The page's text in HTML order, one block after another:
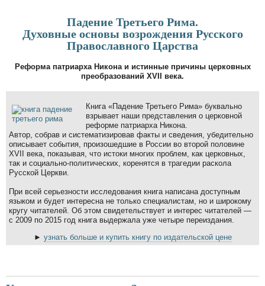
Падение Третьего Рима.
Духовные основы возрождения Русского
Православного Царства
Реформа патриарха Никона и истинные причины церковных
преобразований XVII века.
Книга «Падение Третьего Рима» буквально
взрывает наши представления о церковной
реформе патриарха Никона.
Автор, собрав и систематизировав факты и сведения, убедительно
описывает события, произошедшие в России во второй половине
XVII века, показывая, что истоки многих проблем, как церковных,
так и социально-политических, коренятся в трагедии раскола
Русской Церкви.
При всей серьезности исследования книга написана доступным
языком и будет интересна не только специалистам, но и широкому
кругу читателей. Об этом свидетельствует и интерес читателей —
с 2009 по 2015 год книга выдержала уже четыре переиздания.
► узнать больше и купить книгу по издательской цене